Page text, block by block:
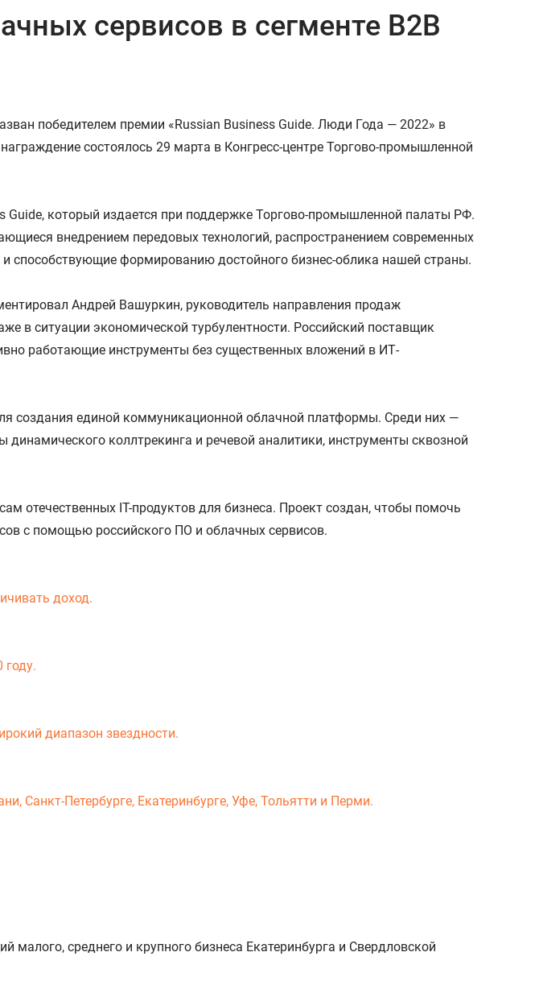
сервисов в сегменте В2В
победителем премии «Russian Business Guide. Люди Года — 2022» в
состоялось 29 марта в Конгресс-центре Торгово-промышленной
который издается при поддержке Торгово-промышленной палаты РФ.
внедрением передовых технологий, распространением современных
способствующие формированию достойного бизнес-облика нашей страны.
Андрей Вашуркин, руководитель направления продаж
в ситуации экономической турбулентности. Российский поставщик
работающие инструменты без существенных вложений в ИТ-
создания единой коммуникационной облачной платформы. Среди них —
коллтрекинга и речевой аналитики, инструменты сквозной
отечественных IT-продуктов для бизнеса. Проект создан, чтобы помочь
с помощью российского ПО и облачных сервисов.
доход.
году.
диапазон звездности.
Санкт-Петербурге, Екатеринбурге, Уфе, Тольятти и Перми.
среднего и крупного бизнеса Екатеринбурга и Свердловской